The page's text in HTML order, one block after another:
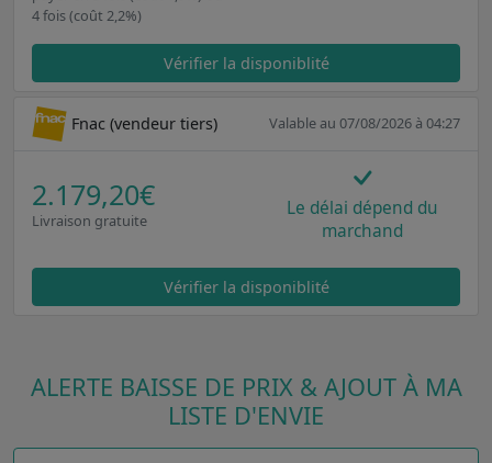
4 fois (coût 2,2%)
Vérifier la disponiblité
Fnac (vendeur tiers) Valable au 07/08/2026 à 04:27
2.179,20€
Livraison gratuite
Le délai dépend du
marchand
Vérifier la disponiblité
ALERTE BAISSE DE PRIX & AJOUT À MA
LISTE D'ENVIE